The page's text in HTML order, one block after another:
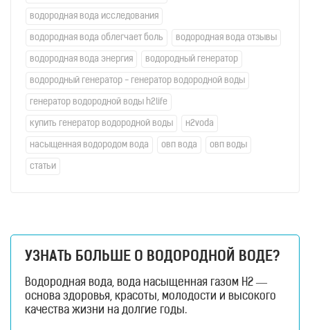
водородная вода исследования
водородная вода облегчает боль водородная вода отзывы
водородная вода энергия водородный генератор
водородный генератор - генератор водородной воды
генератор водородной воды h2life
купить генератор водородной воды н2voda
насыщенная водородом вода овп вода овп воды
статьи
УЗНАТЬ БОЛЬШЕ О ВОДОРОДНОЙ ВОДЕ?
Водородная вода, вода насыщенная газом H2 —
основа здоровья, красоты, молодости и высокого
качества жизни на долгие годы.